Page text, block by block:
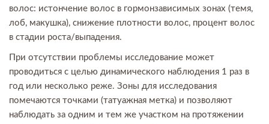
волос: истончение волос в гормонзависимых зонах (темя,
лоб, макушка), снижение плотности волос, процент волос
в стадии роста/выпадения.
При отсутствии проблемы исследование может
проводиться с целью динамического наблюдения 1 раз в
год или несколько реже. Зоны для исследования
помечаются точками (татуажная метка) и позволяют
наблюдать за одним и тем же участком на протяжении